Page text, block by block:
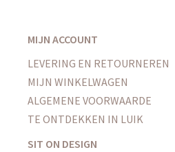
MIJN ACCOUNT
LEVERING EN RETOURNEREN
MIJN WINKELWAGEN
ALGEMENE VOORWAARDE
TE ONTDEKKEN IN LUIK
SIT ON DESIGN